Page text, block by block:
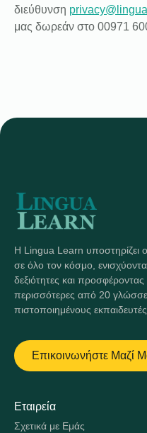
διεύθυνση
μας δωρεάν στο 00971
Η Lingua Learn υποστηρίζει
σε όλο τον κόσμο,
δεξιότητες και
περισσότερες από 20
πιστοποιημένους εκπαιδευτές.
Επικοινωνήστε Μαζί
Εταιρεία
Σχετικά με Εμάς